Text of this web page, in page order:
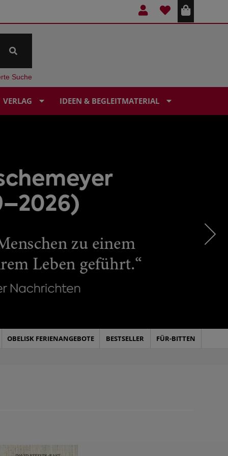
Suche
VERLAG IDEEN & BEGLEITMATERIAL
OBELISK FERIENANGEBOTE BESTSELLER FÜR-BITTEN